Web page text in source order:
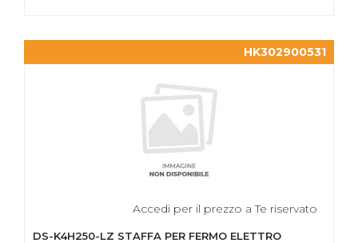
HK302900531
Accedi per il prezzo a Te riservato
DS-K4H250-LZ STAFFA PER FERMO ELETTRO